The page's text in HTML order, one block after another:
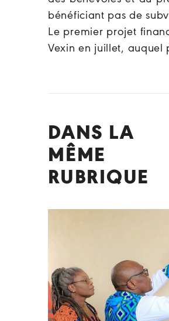
bénéficiant pas de
Le premier projet
Vexin en juillet, auquel
DANS LA
MÊME
RUBRIQUE